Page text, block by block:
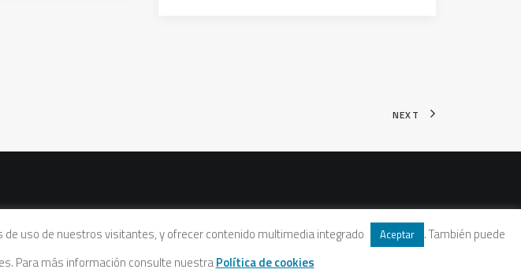
NEXT
legales de venta
uso de nuestros visitantes, y ofrecer contenido multimedia integrado Aceptar . También puede
Para más información consulte nuestraPolítica de cookies